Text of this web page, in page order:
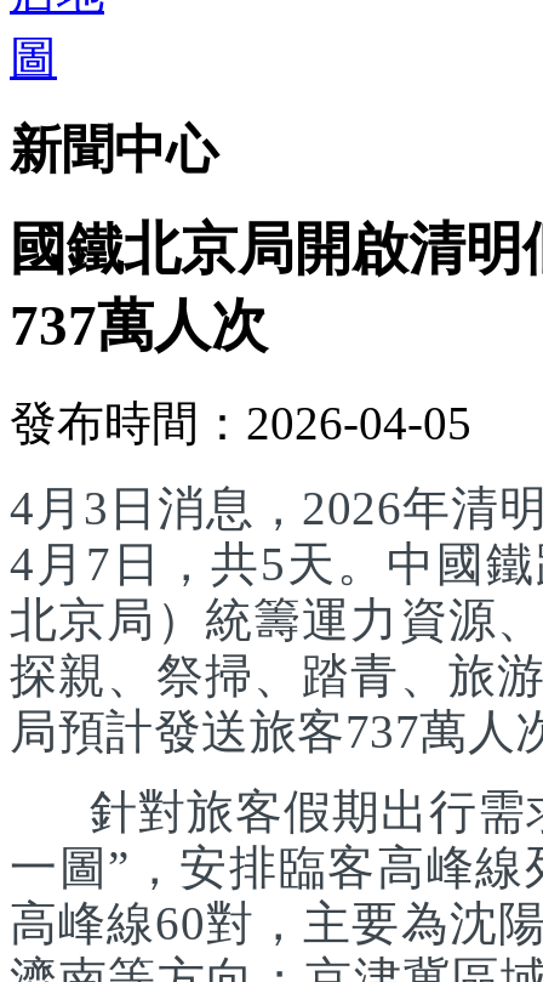
新聞中心
國鐵北京局開啟清
737萬人次
發布時間：2026-04-05
4月3日消息，2026年清
4月7日，共5天。中國
北京局）統籌運力資源
探親、祭掃、踏青、旅
局預計發送旅客737萬人
針對旅客假期出行需
一圖”，安排臨客高峰
高峰線60對，主要為沈